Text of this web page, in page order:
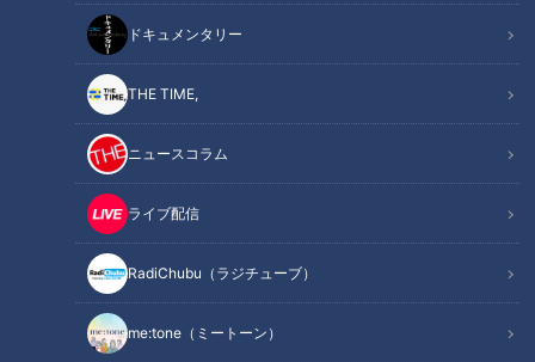
ドキュメンタリー
THE TIME,
ニュースコラム
ライブ配信
RadiChubu（ラジチューブ）
me:tone（ミートーン）
切れ・めまい・失神の原因になる事もあるのだとか。さらに、
不整脈のなかには脳梗塞などの重い合併症を引き起こすものも
あるといいます。そこで今回は、不整脈について徹底リサー
チ。心臓のSOSに早く気づく方法を専門医に教えてもらいまし
心臓の基礎知識
心臓のSOSに気づく方法～正しい脈の測り方～
不整脈① 誰にでも起きる脈の乱れ「期外収縮」